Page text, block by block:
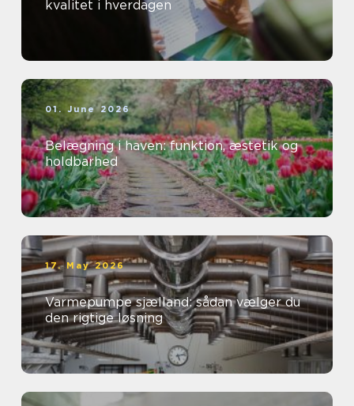
kvalitet i hverdagen
01. June 2026
Belægning i haven: funktion, æstetik og
holdbarhed
17. May 2026
Varmepumpe sjælland: sådan vælger du
den rigtige løsning